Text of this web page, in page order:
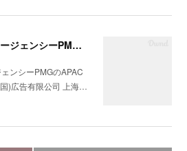
独立系グローバル広告エージェンシーPMGのAPAC Partner＆HUBである大広(中国)広告有限公司 上海分公司会社の統合コミュニケーション戦略の構築支援を開始
ンシーPMGのAPAC
)広告有限公司 上海…